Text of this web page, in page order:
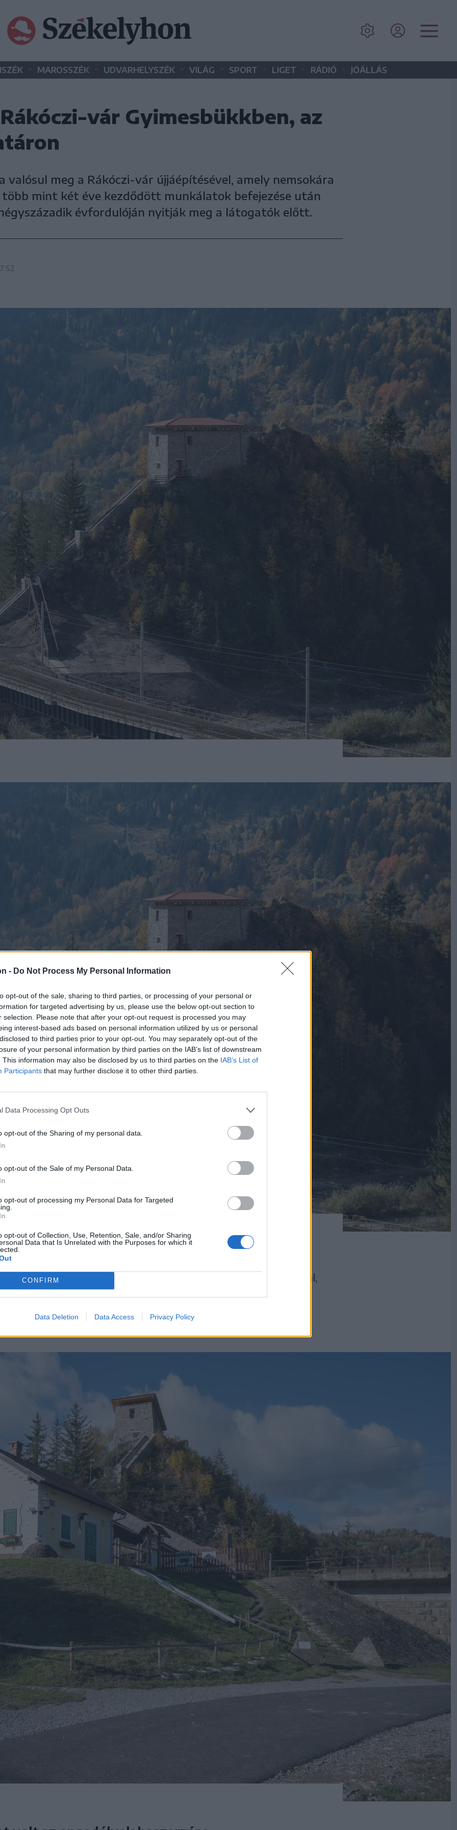
- Do Not Process My Personal Information
opt-out of the sale, sharing to third parties, or processing of your personal or
for targeted advertising by us, please use the below opt-out section to
selection. Please note that after your opt-out request is processed you may
interest-based ads based on personal information utilized by us or personal
to third parties prior to your opt-out. You may separately opt-out of the
of your personal information by third parties on the IAB’s list of downstream
This information may also be disclosed by us to third parties on the IAB’s List of
Participants that may further disclose it to other third parties.
Data Processing Opt Outs
opt-out of the Sharing of my personal data.
opt-out of the Sale of my Personal Data.
opt-out of processing my Personal Data for Targeted
opt-out of Collection, Use, Retention, Sale, and/or Sharing
Data that Is Unrelated with the Purposes for which it
CONFIRM
Data Deletion Data Access Privacy Policy
• MAROSSZÉK • UDVARHELYSZÉK • VILÁG • SPORT • LIGET • RÁDIÓ • JÓÁLLÁS
vár Gyimesbükkben, az
valósul meg a Rákóczi-vár újjáépítésével, amely nemsokára
több mint két éve kezdődött munkálatok befejezése után
évfordulóján nyitják meg a látogatók előtt.
vár újjáépítésének kezdeményezője a helybeli Deáky András
volt, aki lelkes önkéntesekkel, Salamon József plébánossal,
László akkori alpolgármesterrel együtt, a Budafoki Kultúra
már több mint 15 éve kitűzte a célt, de számos akadállyal